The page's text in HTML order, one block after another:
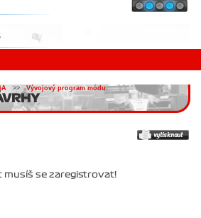
>>Vývojový program módu
musíš se zaregistrovat!